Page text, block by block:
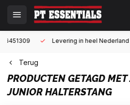
Levering in heel Nederland en België
Terug
PRODUCTEN GETAGD
JUNIOR HALTERSTANG